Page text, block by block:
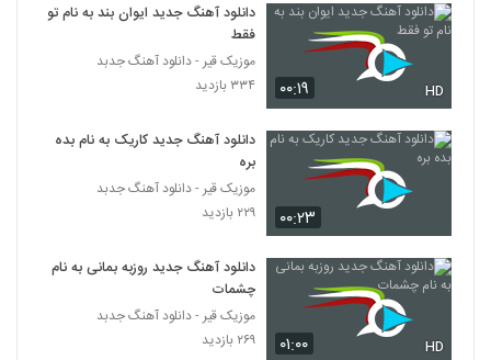
۰۰:۱۹ HD
دانلود آهنگ جدید ایوان بند به نام تو
فقط
موزیک قیر - دانلود آهنگ جدبد
۳۳۴ بازدید
۰۰:۲۳
دانلود آهنگ جدید کاریک به نام بده
بره
موزیک قیر - دانلود آهنگ جدبد
۲۲۹ بازدید
۰۱:۰۰ HD
دانلود آهنگ جدید روزبه بمانی به نام
چشمات
موزیک قیر - دانلود آهنگ جدبد
۲۶۹ بازدید